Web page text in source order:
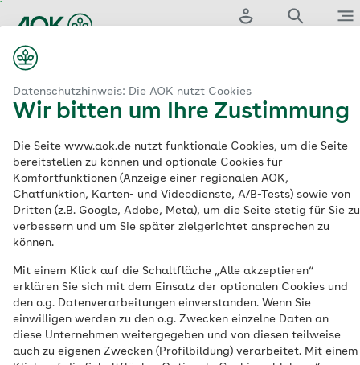
Datenschutzhinweis: Die AOK nutzt Cookies
Wir bitten um Ihre Zustimmung
Die Seite www.aok.de nutzt funktionale Cookies, um die Seite
bereitstellen zu können und optionale Cookies für
Komfortfunktionen (Anzeige einer regionalen AOK,
Chatfunktion, Karten- und Videodienste, A/B-Tests) sowie von
Dritten (z.B. Google, Adobe, Meta), um die Seite stetig für Sie zu
verbessern und um Sie später zielgerichtet ansprechen zu
können.
Mit einem Klick auf die Schaltfläche „Alle akzeptieren“
erklären Sie sich mit dem Einsatz der optionalen Cookies und
den o.g. Datenverarbeitungen einverstanden. Wenn Sie
einwilligen werden zu den o.g. Zwecken einzelne Daten an
diese Unternehmen weitergegeben und von diesen teilweise
auch zu eigenen Zwecken (Profilbildung) verarbeitet. Mit einem
Hauptinhalt
springen
Studentische
Krankenversicherung
Die Krankenversicherung für Studierende
ist in Deutschland eine
Pflichtversicherung. Studierende an
staatlichen oder staatlich anerkannten
Hochschulen müssen in der Kranken- und
Pflegeversicherung versichert sein. Bis zum
25. Geburtstag können Sie beitragsfrei